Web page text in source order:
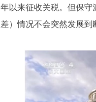
年以来征收关税。但保
差）情况不会突然发展到